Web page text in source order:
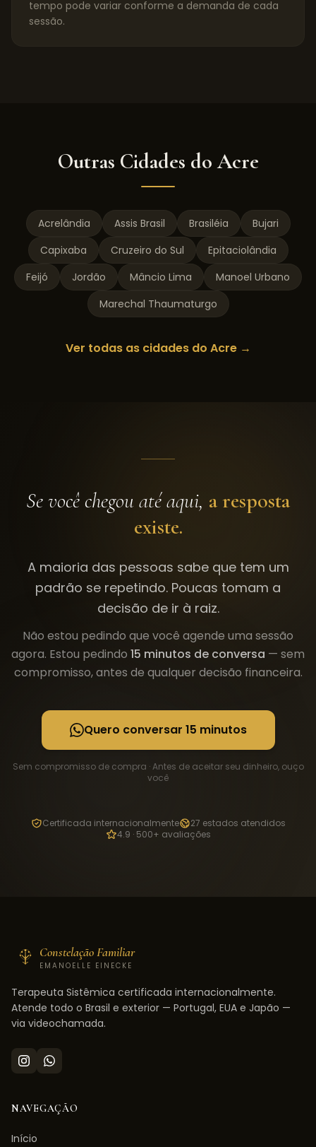
tempo pode variar conforme a demanda de cada
sessão.
Outras Cidades doAcre
Acrelândia Assis Brasil Brasiléia
Bujari
Capixaba
Cruzeiro do Sul
Epitaciolândia
Feijó
Jordão Mâncio Lima
Manoel Urbano
Marechal Thaumaturgo
Ver todas as cidades do Acre→
Se você chegou até aqui, a resposta
existe.
A maioria das pessoas sabe que tem um
padrão se repetindo. Poucas tomam a
decisão de ir à raiz.
Não estou pedindo que você agende uma sessão
agora. Estou pedindo 15 minutos de conversa — sem
compromisso, antes de qualquer decisão financeira.
Quero conversar 15 minutos
Sem compromisso de compra · Antes de aceitar seu dinheiro, ouço
você
Certificada internacionalmente
27 estados atendidos
4.9 · 500+ avaliações
Constelação Familiar
EMANOELLE EINECKE
Terapeuta Sistêmica certificada internacionalmente.
Atende todo o Brasil e exterior — Portugal, EUA e Japão —
via videochamada.
NAVEGAÇÃO
Início